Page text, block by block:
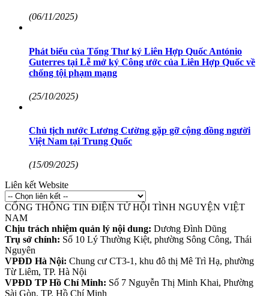
(06/11/2025)
Phát biểu của Tổng Thư ký Liên Hợp Quốc António
Guterres tại Lễ mở ký Công ước của Liên Hợp Quốc về
chống tội phạm mạng
(25/10/2025)
Chủ tịch nước Lương Cường gặp gỡ cộng đồng người
Việt Nam tại Trung Quốc
(15/09/2025)
Liên kết Website
CỔNG THÔNG TIN ĐIỆN TỬ HỘI TÌNH NGUYỆN VIỆT
NAM
Chịu trách nhiệm quản lý nội dung: Dương Đình Dũng
Trụ sở chính: Số 10 Lý Thường Kiệt, phường Sông Công, Thái
Nguyên
VPĐD Hà Nội: Chung cư CT3-1, khu đô thị Mê Trì Hạ, phường
Từ Liêm, TP. Hà Nội
VPĐD TP Hồ Chí Minh: Số 7 Nguyễn Thị Minh Khai, Phường
Sài Gòn, TP. Hồ Chí Minh